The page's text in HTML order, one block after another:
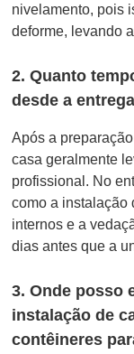
nivelamento, pois
deforme, levando
2. Quanto
desde a
Após a
casa geralmente
profissional. No
como a instalação
internos e a
dias antes que a
3. Onde posso
instalação de
contêineres